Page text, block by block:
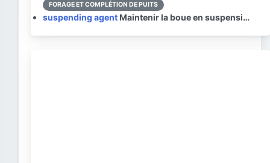
FORAGE ET COMPLÉTION DE PUITS
suspending agent Maintenir la boue en suspensi…